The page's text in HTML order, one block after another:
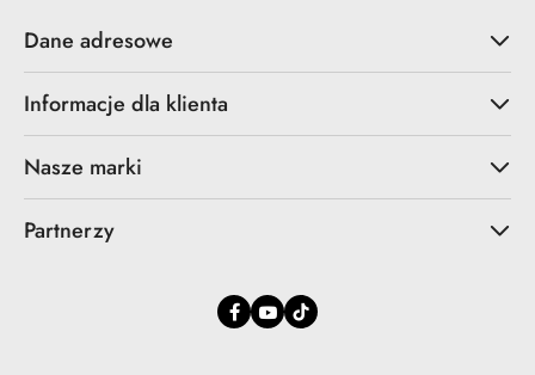
Dane adresowe
Informacje dla klienta
Nasze marki
Partnerzy